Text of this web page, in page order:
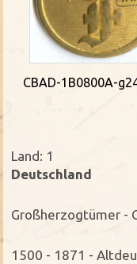
CBAD-1B0800A-
Land: 1
Deutschland
Großherzogtümer -
1500 - 1871 -